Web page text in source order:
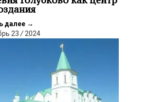
далее →
23/2024